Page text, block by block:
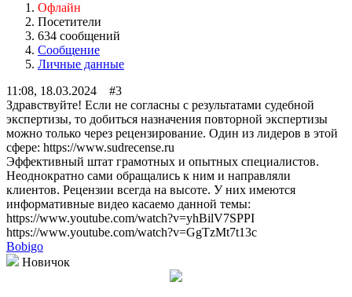
Офлайн
Посетители
634 сообщений
Сообщение
Личные данные
11:08, 18.03.2024 #3
Здравствуйте! Если не согласны с результатами судебной
экспертизы, то добиться назначения повторной экспертизы
можно только через рецензирование. Один из лидеров в этой
сфере: https://www.sudrecense.ru
Эффективный штат грамотных и опытных специалистов.
Неоднократно сами обращались к ним и направляли
клиентов. Рецензии всегда на высоте. У них имеются
информативные видео касаемо данной темы:
https://www.youtube.com/watch?v=yhBilV7SPPI
https://www.youtube.com/watch?v=GgTzMt7t13c
Bobigo
Новичок